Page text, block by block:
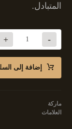
المتبادل.
-
+
إضافة إلى
ماركة
العلامات